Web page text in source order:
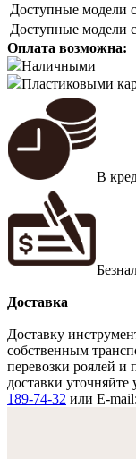
Доступные модели
Доступные модели
Оплата возможна:
Наличными
Пластиковыми
В
Доставка
Доставку
собственным
перевозки роялей
доставки
189-74-32 или E-mail: